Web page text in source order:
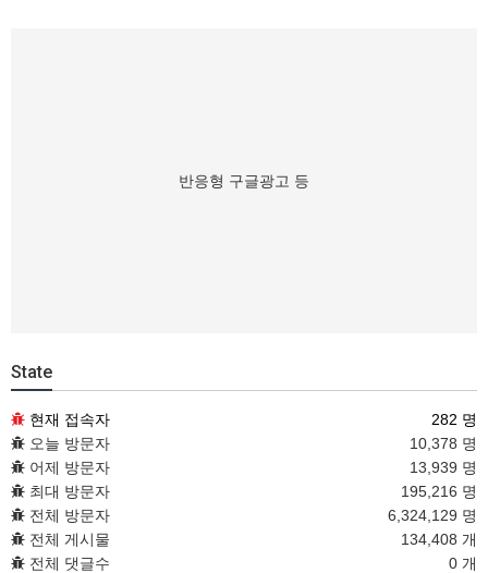
반응형 구글광고 등
State
현재 접속자
282 명
오늘 방문자
10,378 명
어제 방문자
13,939 명
최대 방문자
195,216 명
전체 방문자
6,324,129 명
전체 게시물
134,408 개
전체 댓글수
0 개